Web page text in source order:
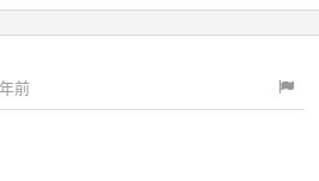
前